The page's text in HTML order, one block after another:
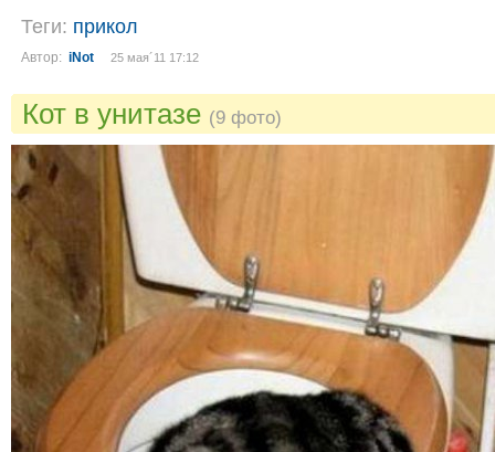
Теги: прикол
Автор: iNot 25 мая´11 17:12
Кот в унитазе (9 фото)